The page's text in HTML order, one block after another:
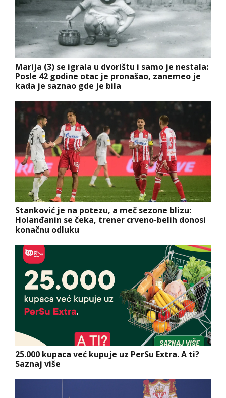
Marija (3) se igrala u dvorištu i samo je nestala:
Posle 42 godine otac je pronašao, zanemeo je
kada je saznao gde je bila
Stanković je na potezu, a meč sezone blizu:
Holanđanin se čeka, trener crveno-belih donosi
konačnu odluku
25.000 kupaca već kupuje uz PerSu Extra. A ti?
Saznaj više